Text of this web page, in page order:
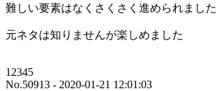
難しい要素はなくさくさく進められました
元ネタは知りませんが楽しめました
12345
No.50913 - 2020-01-21 12:01:03